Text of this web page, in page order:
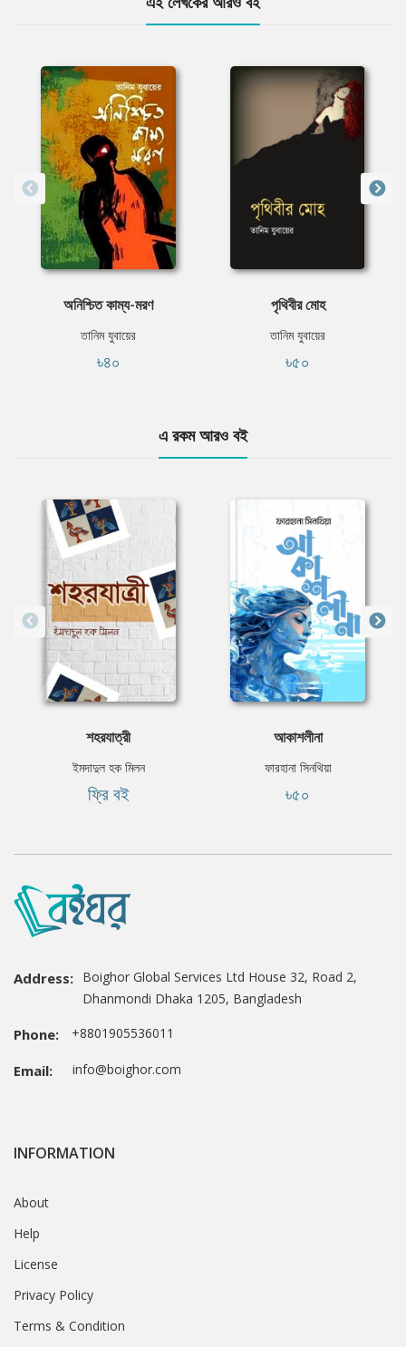
অনিশ্চিত কাম্য-মরণ
তানিম যুবায়ের
৳৪০
পৃথিবীর মোহ
তানিম যুবায়ের
৳৫০
এ রকম আরও বই
শহরযাত্রী
ইমদাদুল হক মিলন
ফ্রি বই
আকাশলীনা
ফারহানা সিনথিয়া
৳৫০
Address: Boighor Global Services Ltd House 32, Road 2,
Dhanmondi Dhaka 1205, Bangladesh
Phone: +8801905536011
Email: info@boighor.com
INFORMATION
About
Help
License
Privacy Policy
Terms & Condition